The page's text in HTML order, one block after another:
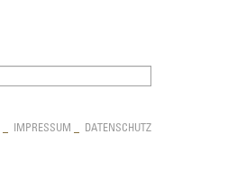
NAVIGATION
IMPRESSUM DATENSCHUTZ